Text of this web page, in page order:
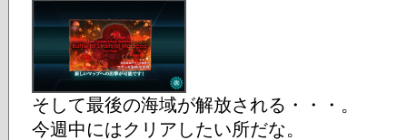
そして最後の海域が解放される・・・。
今週中にはクリアしたい所だな。